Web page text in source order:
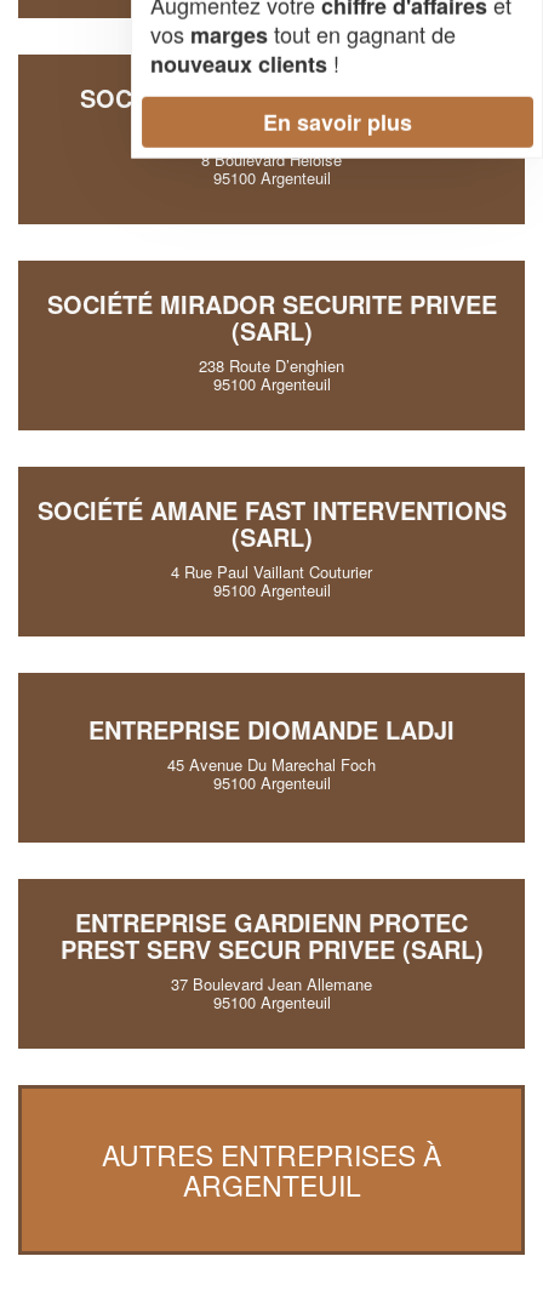
SOCIÉTÉ ALICIA SURVEILLANCE
GARDIENNAGE (SARL)
8 Boulevard Heloise
95100 Argenteuil
SOCIÉTÉ MIRADOR SECURITE PRIVEE
(SARL)
238 Route D’enghien
95100 Argenteuil
SOCIÉTÉ AMANE FAST INTERVENTIONS
(SARL)
4 Rue Paul Vaillant Couturier
95100 Argenteuil
ENTREPRISE DIOMANDE LADJI
45 Avenue Du Marechal Foch
95100 Argenteuil
ENTREPRISE GARDIENN PROTEC
PREST SERV SECUR PRIVEE (SARL)
37 Boulevard Jean Allemane
95100 Argenteuil
AUTRES ENTREPRISES À
ARGENTEUIL
vos margestout en gagnant de
nouveaux clients !
En savoir plus